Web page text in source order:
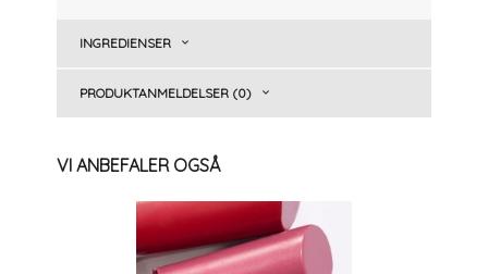
INGREDIENSER
PRODUKTANMELDELSER (0)
VI ANBEFALER OGSÅ